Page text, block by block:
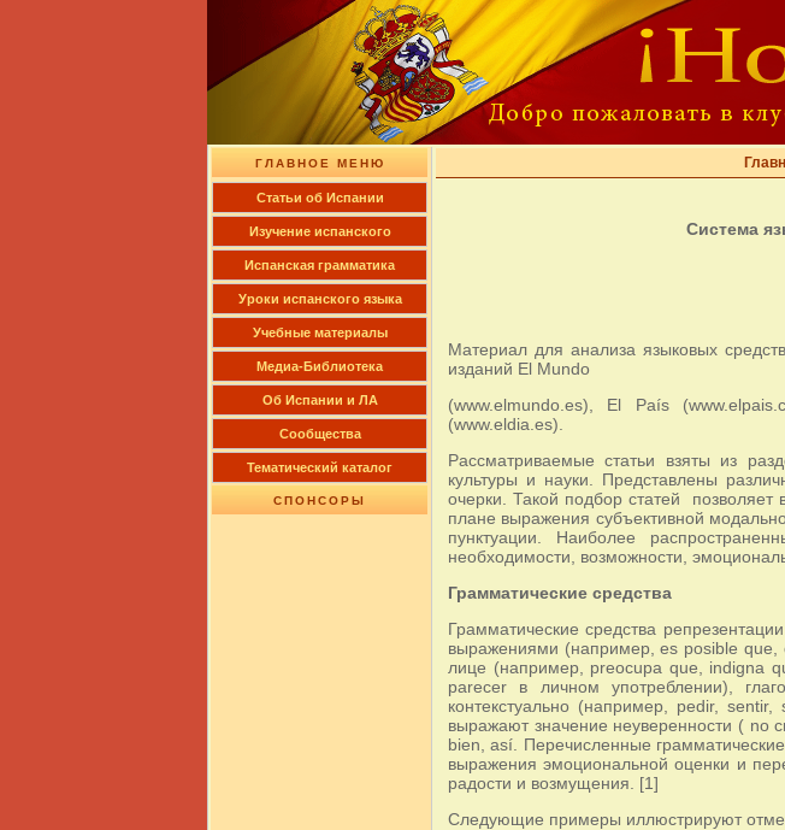
ГЛАВНОЕ МЕНЮ
Cтатьи об Испании
Изучение испанского
Испанская грамматика
Уроки испанского языка
Учебные материалы
Медиа-Библиотека
Об Испании и ЛА
Сообщества
Тематический каталог
СПОНСОРЫ
Система
Материал для анализа языковых
изданий El Mundo
(www.elmundo.es), El País
(www.eldia.es).
Рассматриваемые статьи взяты из
культуры и науки. Представлены
очерки. Такой подбор статей позволяет
плане выражения субъективной
пунктуации. Наиболее
необходимости, возможности,
Грамматические средства
Грамматические средства
выражениями (например, es posible que,
лице (например, preocupa que, indigna
parecer в личном употреблении),
контекстуально (например, pedir,
выражают значение неуверенности (
bien, así. Перечисленные
выражения эмоциональной оценки и
радости и возмущения. [1]
Следующие примеры иллюстрируют